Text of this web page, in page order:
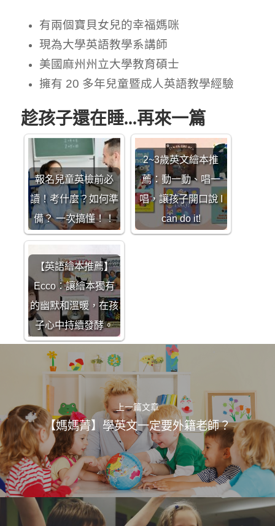
有兩個寶貝女兒的幸福媽咪
現為大學英語教學系講師
美國麻州州立大學教育碩士
擁有 20 多年兒童暨成人英語教學經驗
趁孩子還在睡...再來一篇
報名兒童英檢前必
讀！考什麼？如何準
備？ 一次搞懂！！
2~3歲英文繪本推
薦：動一動、唱一
唱，讓孩子開口說 I
can do it!
【英語繪本推薦】
Ecco：讓繪本獨有
的幽默和溫暖，在孩
子心中持續發酵。
上一篇文章
【媽媽菁】學英文一定要外籍老師？